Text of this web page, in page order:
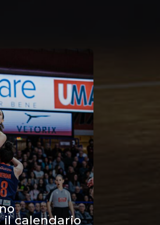
il calendario